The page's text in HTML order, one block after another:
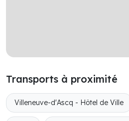
Transports à proximité
Villeneuve-d'Ascq - Hôtel de Ville